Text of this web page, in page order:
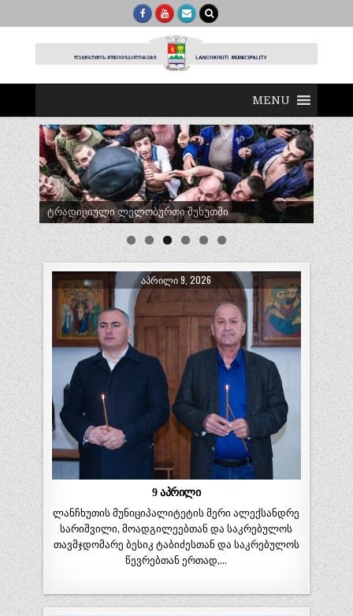
MENU
ტრადიციული ლელობურთი შუხუთში
ᲐᲞᲠᲘᲚᲘ 9, 2026
9 აპრილი
ლანჩხუთის მუნიციპალიტეტის მერი ალექსანდრე
სარიშვილი, მოადგილეებთან და საკრებულოს
თავმჯდომარე ბესიკ ტაბიძესთან და საკრებულოს
წევრებთან ერთად,…